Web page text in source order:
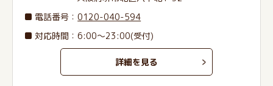
電話番号 ：0120-040-594
対応時間：6:00～23:00(受付)
詳細を見る